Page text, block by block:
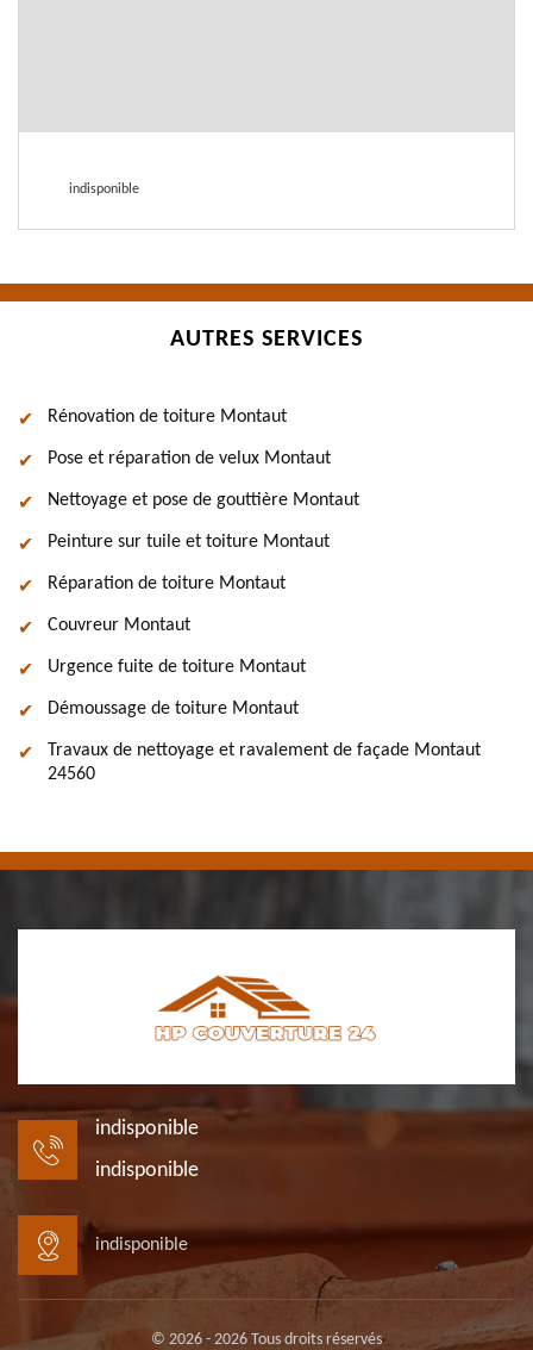
indisponible
AUTRES SERVICES
Rénovation de toiture Montaut
Pose et réparation de velux Montaut
Nettoyage et pose de gouttière Montaut
Peinture sur tuile et toiture Montaut
Réparation de toiture Montaut
Couvreur Montaut
Urgence fuite de toiture Montaut
Démoussage de toiture Montaut
Travaux de nettoyage et ravalement de façade Montaut
24560
indisponible
indisponible
indisponible
© 2026 - 2026 Tous droits réservés